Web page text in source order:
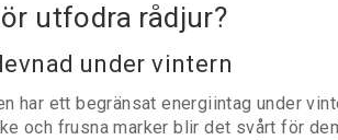
utfodra rådjur?
under vintern
har ett begränsat energiintag under
och frusna marker blir det svårt för